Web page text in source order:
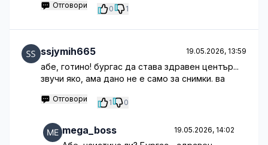
Отговори 0 1
ssjymih665 19.05.2026, 13:59
абе, готино! бургас да става здравен център...
звучи яко, ама дано не е само за снимки. ва
Отговори 1 0
mega_boss 19.05.2026, 14:02